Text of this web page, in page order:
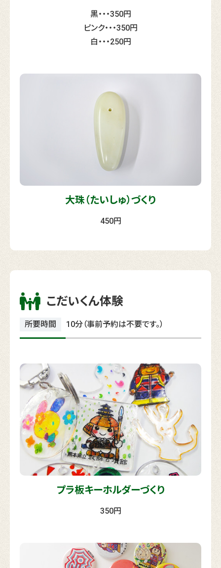
黒・・・350円
ピンク・・・350円
白・・・250円
大珠（たいしゅ）づくり
450円
こだいくん体験
所要時間 10分（事前予約は不要です。）
プラ板キーホルダーづくり
350円